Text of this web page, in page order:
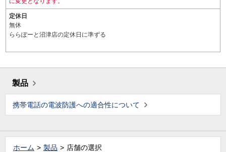
定休日
無休
ららぽーと沼津店の定休日に準ずる
製品
携帯電話の電波防護への適合性について
ホーム 製品 店舗の選択